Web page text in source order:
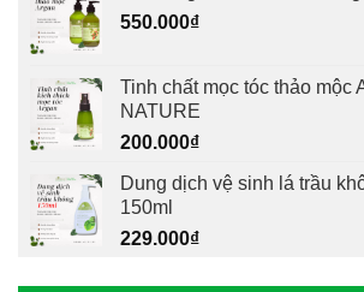
550.000₫
Tinh chất mọc tóc thảo mộc
NATURE
200.000₫
Dung dịch vệ sinh lá trầu
150ml
229.000₫